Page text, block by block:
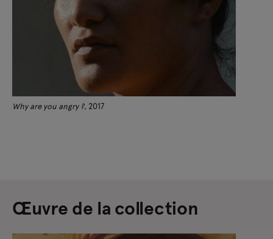
Why are you angry ?, 2017
Œuvre de la collection